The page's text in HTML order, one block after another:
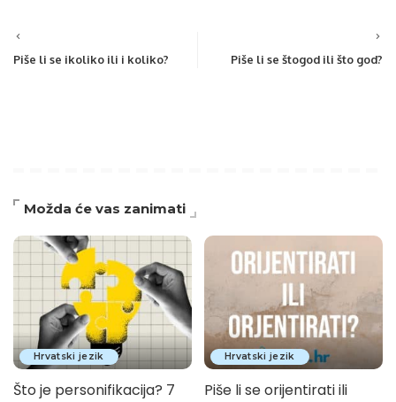
Piše li se ikoliko ili i koliko? Piše li se štogod ili što god?
Možda će vas zanimati
Hrvatski jezik
Što je personifikacija? 7
Hrvatski jezik
Piše li se orijentirati ili